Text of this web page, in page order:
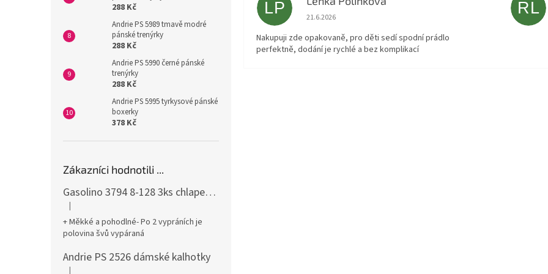
288 Kč
Andrie PS 5989 tmavě modré
pánské trenýrky
288 Kč
Andrie PS 5990 černé pánské
trenýrky
288 Kč
Andrie PS 5995 tyrkysové pánské
boxerky
378 Kč
Zákazníci hodnotili ...
Gasolino 3794 8-128 3ks chlapecké boxerky
Hodnocení produktu je 3 z 5 hvězdiček.
|
+ Měkké a pohodlné- Po 2 vypráních je
polovina švů vypáraná
Andrie PS 2526 dámské kalhotky
|
LP Hodnocení obchodu je 5 z 5 hvězdiček.
21.6.2026
Nakupuji zde opakovaně, pro děti sedí spodní prádlo
perfektně, dodání je rychlé a bez komplikací
RL